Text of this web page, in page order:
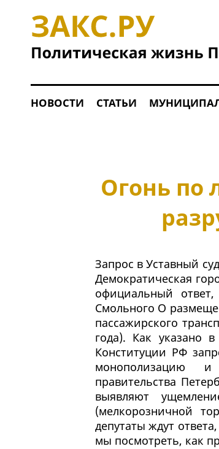
НОВОСТИ СТАТЬИ
Огонь по
Запрос в Уставный
Демократическая
официальный ответ,
Смольного О
пассажирского
года). Как указано
Конституции РФ
монополизацию
правительства
выявляют
(мелкорозничной
депутаты ждут
мы посмотреть, как